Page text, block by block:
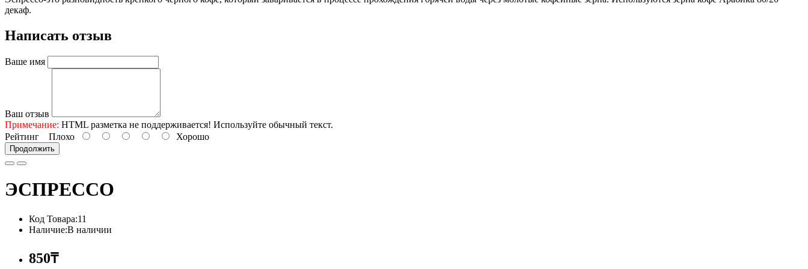
декаф.
Написать отзыв
Ваше имя
Ваш отзыв
Примечание: HTML разметка не поддерживается! Используйте обычный текст.
Рейтинг Плохо Хорошо
Продолжить
ЭСПРЕССО
Код Товара:11
Наличие:В наличии
850₸